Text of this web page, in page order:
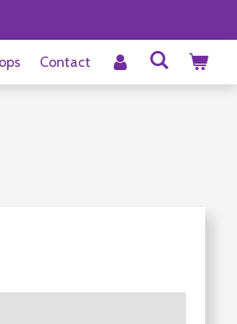
Contact